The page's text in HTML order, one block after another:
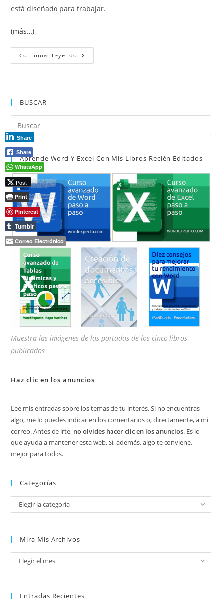
está diseñado para trabajar.
(más…)
Continuar Leyendo ¿Por
Qué
Trabajar
Profesional
BUSCAR
Aprende Word Y Excel Con Mis Libros Recién Editados
Muestra las imágenes de las portadas de los cinco libros
publicados
Haz clic en los anuncios
Lee mis entradas sobre los temas de tu interés. Si no encuentras
algo, me lo puedes indicar en los comentarios o, directamente, a mi
correo. Antes de irte, no olvides hacer clic en los anuncios. Es lo
que ayuda a mantener esta web. Si, además, algo te conviene,
mejor para todos.
Categorías
Categorías
Elegir la categoría
Mira Mis Archivos
Mira
mis
Elegir el mes
Entradas Recientes
Share
Share
WhatsApp
Post
Print
Pinterest
Tumblr
Correo Electrónico